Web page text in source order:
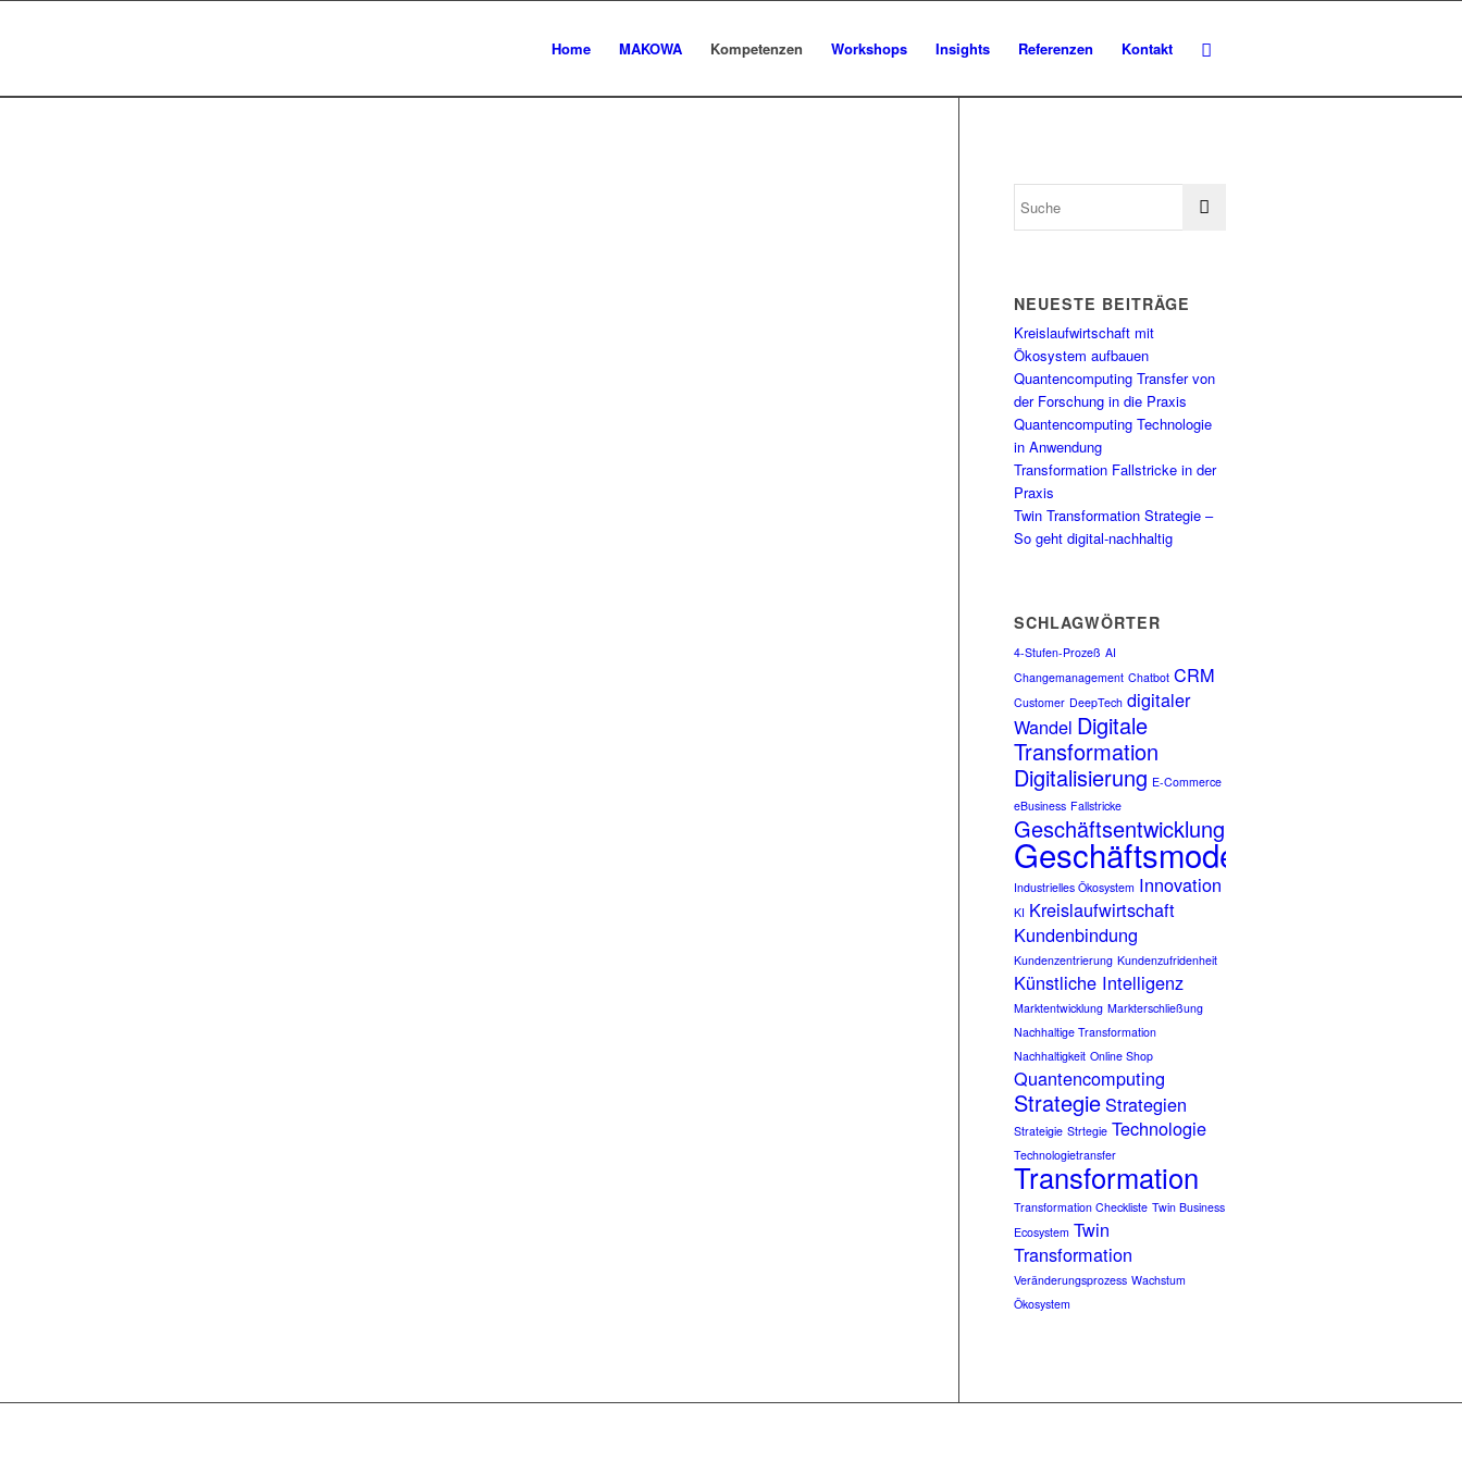
Home MAKOWA Kompetenzen Workshops Insights Referenzen Kontakt
NEUESTE BEITRÄGE
Kreislaufwirtschaft mit
Ökosystem aufbauen
Quantencomputing Transfer von
der Forschung in die Praxis
Quantencomputing Technologie
in Anwendung
Transformation Fallstricke in der
Praxis
Twin Transformation Strategie –
So geht digital-nachhaltig
SCHLAGWÖRTER
4-Stufen-Prozeß AI
Changemanagement Chatbot CRM
Customer DeepTech digitaler
Wandel Digitale
Transformation
Digitalisierung E-Commerce
eBusiness Fallstricke
Geschäftsentwicklung
Geschäftsmodell
Industrielles Ökosystem Innovation
KI Kreislaufwirtschaft
Kundenbindung
Kundenzentrierung Kundenzufridenheit
Künstliche Intelligenz
Marktentwicklung Markterschließung
Nachhaltige Transformation
Nachhaltigkeit Online Shop
Quantencomputing
StrategieStrategien
Strateigie Strtegie Technologie
Technologietransfer
Transformation
Transformation Checkliste Twin Business
Ecosystem Twin
Transformation
Veränderungsprozess Wachstum
Ökosystem